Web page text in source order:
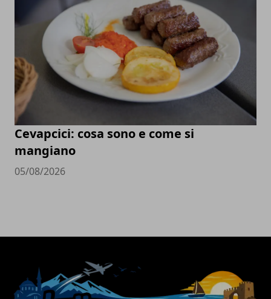
Cevapcici: cosa sono e come si
mangiano
05/08/2026